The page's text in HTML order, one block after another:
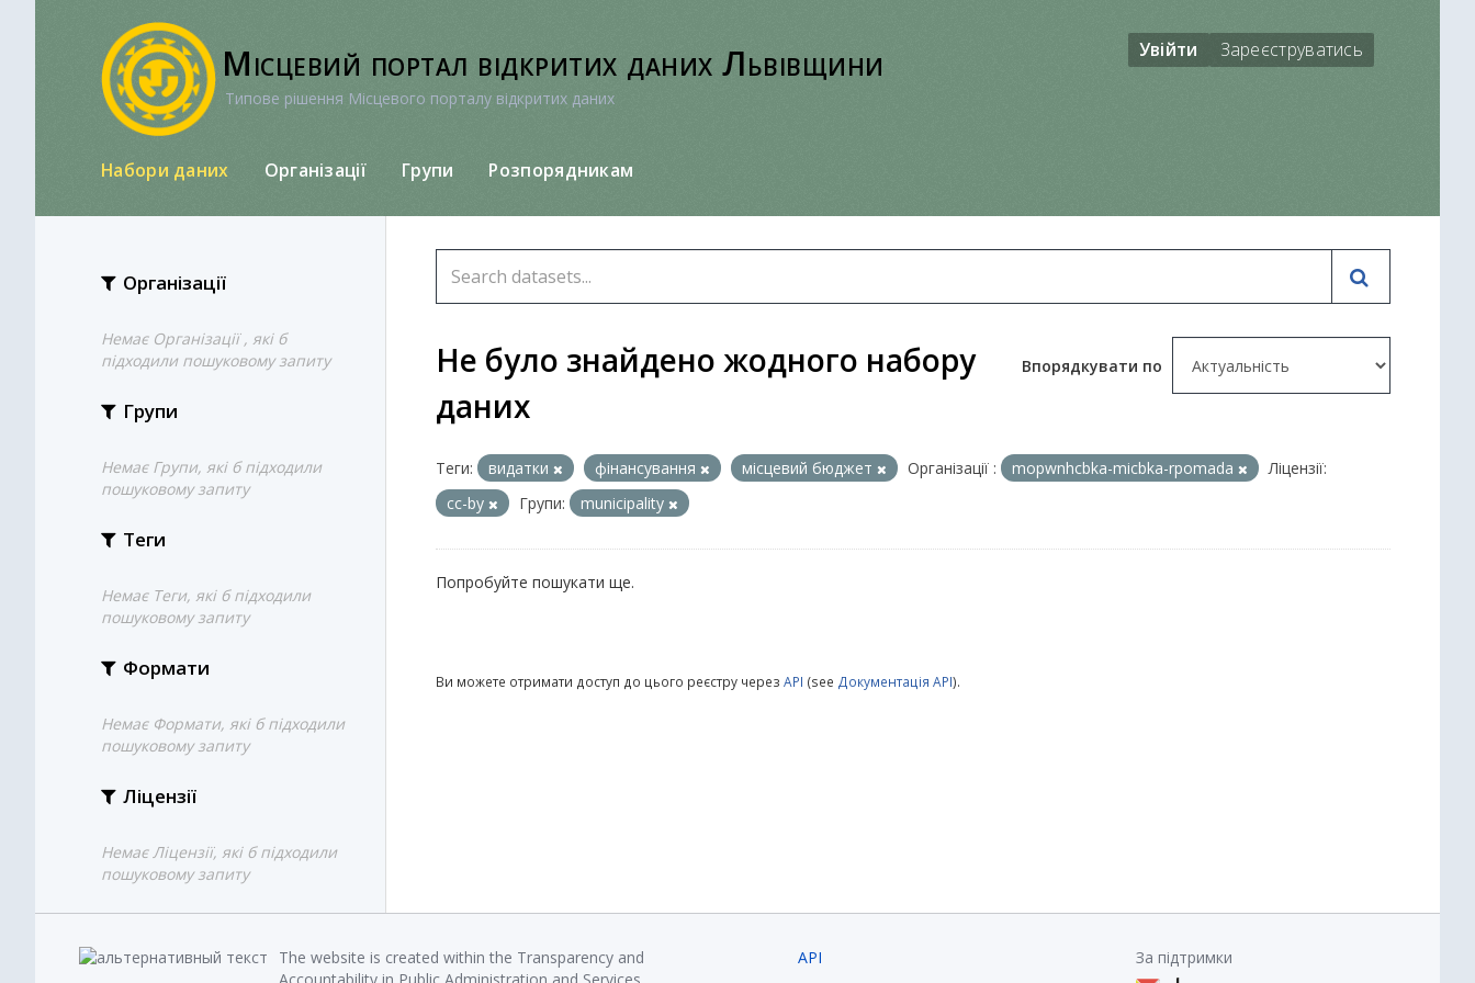
Місцевий портал відкритих даних Львівщини
Типове рішення Місцевого порталу відкритих даних
Увійти Зареєструватись
Набори даних Організації Групи Розпорядникам
Організації
Немає Організації , які б
підходили пошуковому запиту
Групи
Немає Групи, які б підходили
пошуковому запиту
Теги
Немає Теги, які б підходили
пошуковому запиту
Формати
Немає Формати, які б підходили
пошуковому запиту
Ліцензії
Немає Ліцензії, які б підходили
пошуковому запиту
Впорядкувати по
Не було знайдено жодного набору
даних
Теги: видатки фінансування місцевий бюджет Організації : mopwnhcbka-micbka-rpomada
Ліцензії:
cc-by
Групи: municipality
Попробуйте пошукати ще.
Ви можете отримати доступ до цього реєстру через API (see Документація API).
The website is created within the Transparency and
API
За підтримки